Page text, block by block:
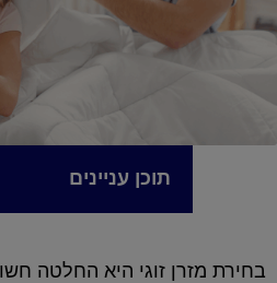
תוכן עניינים
בחירת מזרן זוגי היא החלטה